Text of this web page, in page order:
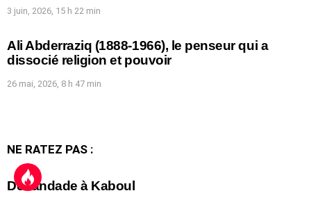
3 juin, 2026, 15 h 22 min
Ali Abderraziq (1888-1966), le penseur qui a
dissocié religion et pouvoir
26 mai, 2026, 8 h 47 min
NE RATEZ PAS :
Débandade à Kaboul